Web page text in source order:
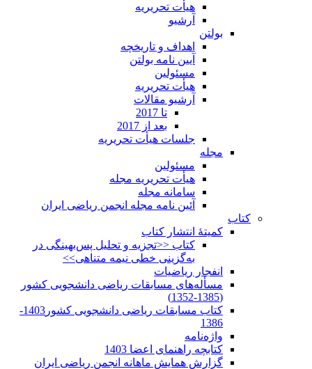
هیأت تحریریه
آرشیو
بولتن
اهداف و تاریخچه
آیین نامه بولتن
مسئولین
هیأت تحریریه
آرشیو مقالات
تا 2017
بعد از 2017
جلسات هیأت تحریریه
مجله
مسئولین
هیأت تحریریه مجله
سامانه مجله
آئین نامه مجله انجمن ریاضی ایران
کتاب
کمیتۀ انتشار کتاب
کتاب <<تجزیه و تحلیل پس‌بهینگی در
به‌گزینی خطی نیمه متناهی>>
انفجار ریاضیات
مسأله‌های مسابقات ریاضی دانشجویی کشور
(1385-1352)
کتاب مسابقات ریاضی دانشجویی کشور1403-
1386
واژه‌نامه
کتابچه راهنمای اعضا 1403
گزارش همایش ماهانه انجمن ریاضی ایران